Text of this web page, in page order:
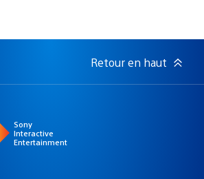
Retour en haut
Sony
Interactive
Entertainment